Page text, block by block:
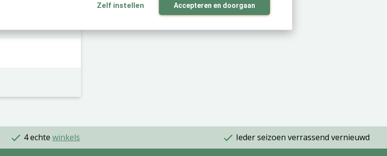
Zelf instellen Accepteren en doorgaan
4 echte winkels Ieder seizoen verrassend vernieuwd